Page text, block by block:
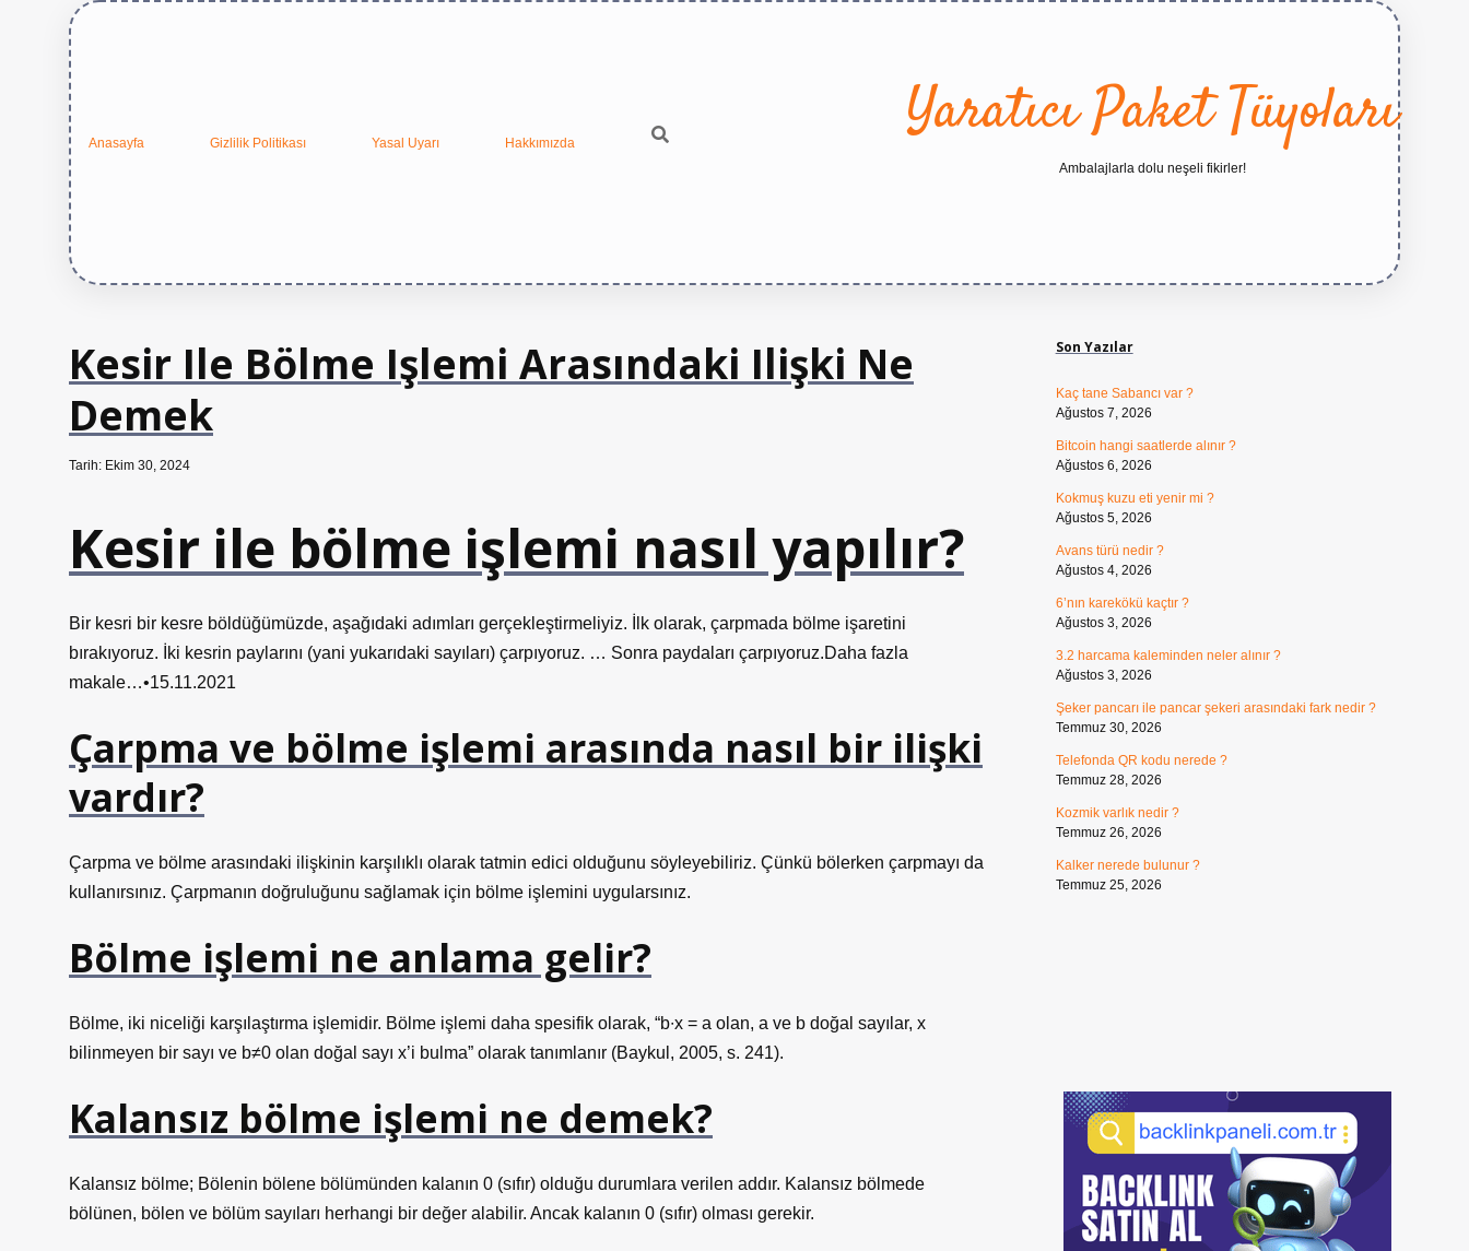
Anasayfa Gizlilik Politikası Yasal Uyarı Hakkımızda Yaratıcı Paket Tüyoları
Ambalajlarla dolu neşeli fikirler!
Kesir Ile Bölme Işlemi Arasındaki Ilişki Ne
Demek
Tarih: Ekim 30, 2024
Kesir ile bölme işlemi nasıl yapılır?
Bir kesri bir kesre böldüğümüzde, aşağıdaki adımları gerçekleştirmeliyiz. İlk olarak, çarpmada bölme işaretini
bırakıyoruz. İki kesrin paylarını (yani yukarıdaki sayıları) çarpıyoruz. … Sonra paydaları çarpıyoruz.Daha fazla
makale…•15.11.2021
Çarpma ve bölme işlemi arasında nasıl bir ilişki
vardır?
Çarpma ve bölme arasındaki ilişkinin karşılıklı olarak tatmin edici olduğunu söyleyebiliriz. Çünkü bölerken çarpmayı da
kullanırsınız. Çarpmanın doğruluğunu sağlamak için bölme işlemini uygularsınız.
Bölme işlemi ne anlama gelir?
Bölme, iki niceliği karşılaştırma işlemidir. Bölme işlemi daha spesifik olarak, “b∙x = a olan, a ve b doğal sayılar, x
bilinmeyen bir sayı ve b≠0 olan doğal sayı x’i bulma” olarak tanımlanır (Baykul, 2005, s. 241).
Kalansız bölme işlemi ne demek?
Kalansız bölme; Bölenin bölene bölümünden kalanın 0 (sıfır) olduğu durumlara verilen addır. Kalansız bölmede
bölünen, bölen ve bölüm sayıları herhangi bir değer alabilir. Ancak kalanın 0 (sıfır) olması gerekir.
Son Yazılar
Kaç tane Sabancı var ?
Ağustos 7, 2026
Bitcoin hangi saatlerde alınır ?
Ağustos 6, 2026
Kokmuş kuzu eti yenir mi ?
Ağustos 5, 2026
Avans türü nedir ?
Ağustos 4, 2026
6’nın karekökü kaçtır ?
Ağustos 3, 2026
3.2 harcama kaleminden neler alınır ?
Ağustos 3, 2026
Şeker pancarı ile pancar şekeri arasındaki fark nedir ?
Temmuz 30, 2026
Telefonda QR kodu nerede ?
Temmuz 28, 2026
Kozmik varlık nedir ?
Temmuz 26, 2026
Kalker nerede bulunur ?
Temmuz 25, 2026